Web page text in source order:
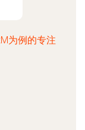
为例的专注